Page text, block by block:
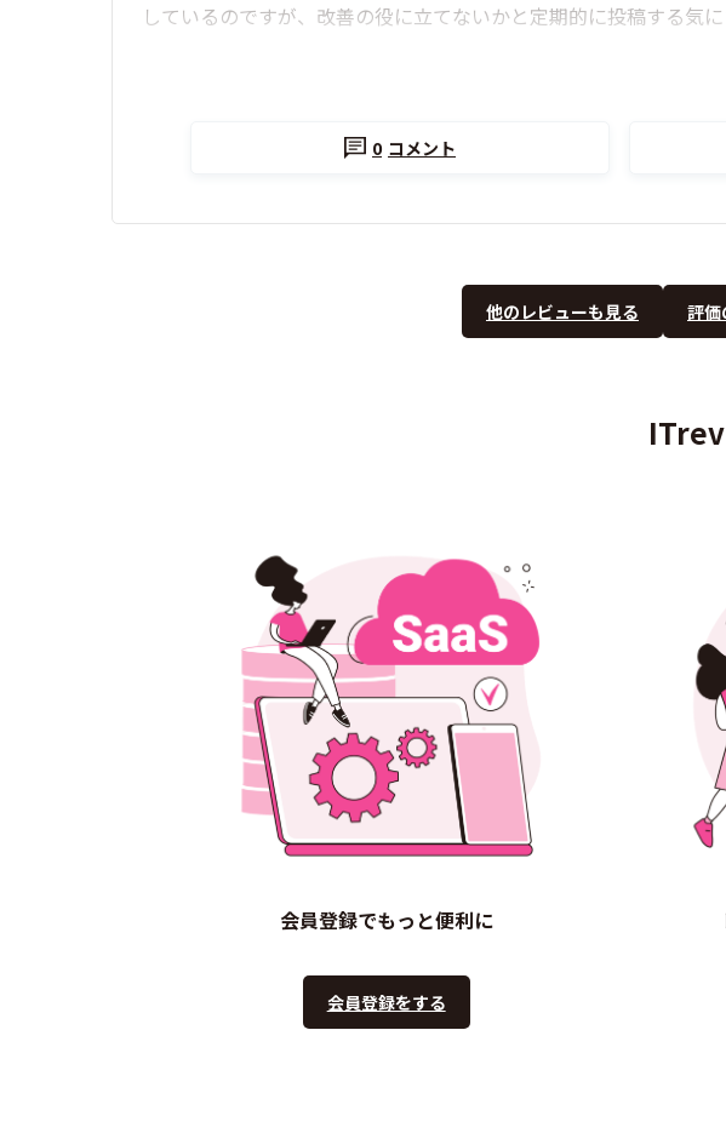
しているのですが、改善の役に立てないかと定期的に投稿する気に
0 コメント
他のレビューも見る 評価
会員登録でもっと便利に
会員登録をする